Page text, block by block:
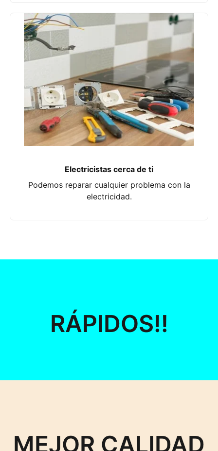
Electricistas cerca de ti
Podemos reparar cualquier problema con la
electricidad.
RÁPIDOS!!
MEJOR CALIDAD